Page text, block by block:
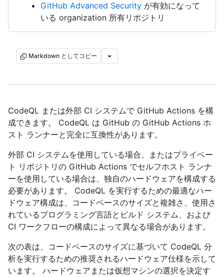
GitHub Advanced Security が有効になって
いる organization 所有リポジトリ
Markdown としてコピー
CodeQL または外部 CI システムで GitHub Actions を構
成できます。 CodeQL は GitHub の GitHub Actions ホ
スト ランナーと完全に互換性があります。
外部 CI システムを使用している場合、またはプライベー
ト リポジトリの GitHub Actions でセルフホスト ランナ
ーを使用している場合は、独自のハードウェアを構成する
必要があります。 CodeQL を実行するための最適なハー
ドウェア構成は、コードベースのサイズと複雑さ、使用さ
れているプログラミング言語とビルド システム、および
CI ワークフローの構成によって異なる場合があります。
次の表は、コードベースのサイズに基づいて CodeQL 分
析を実行するための推奨されるハードウェア仕様を示して
います。 ハードウェアまたは仮想マシンの選択を決定す